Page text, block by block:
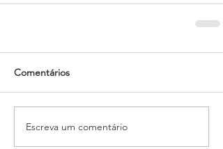
Comentários
Escreva um comentário